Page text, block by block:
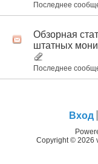
Последнее
Обзорная
штатных
Последнее
Вход
Copyright © 2026